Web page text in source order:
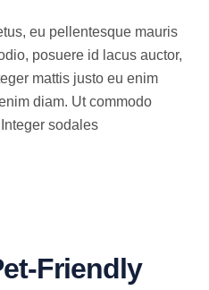
eu pellentesque mauris
posuere id lacus auctor,
mattis justo eu enim
diam. Ut commodo
sodales
Friendly